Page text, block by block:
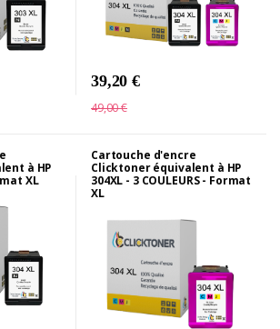
39,20 €
49,00 €
à HP
XL
Cartouche d'encre
Clicktoner équivalent à HP
304XL - 3 COULEURS - Format
XL